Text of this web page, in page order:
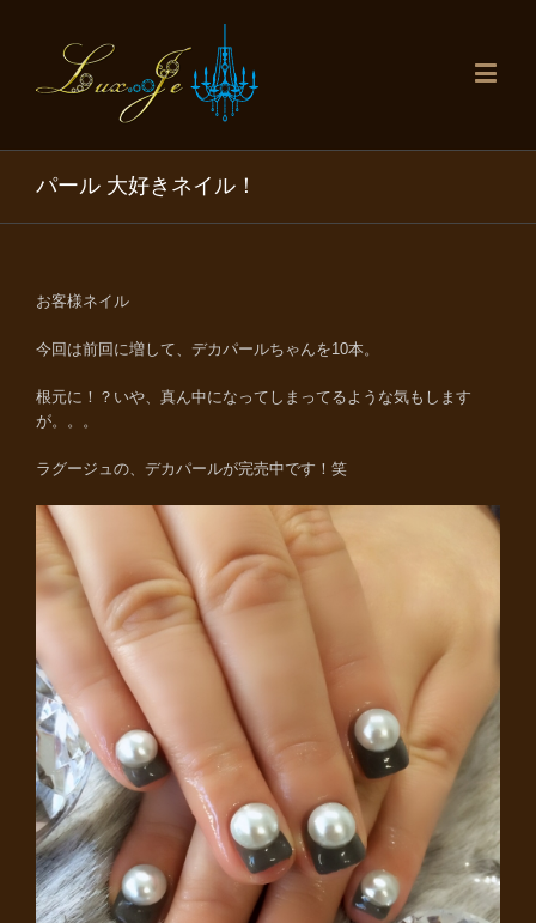
パール 大好きネイル！
お客様ネイル
今回は前回に増して、デカパールちゃんを10本。
根元に！？いや、真ん中になってしまってるような気もします
が。。。
ラグージュの、デカパールが完売中です！笑